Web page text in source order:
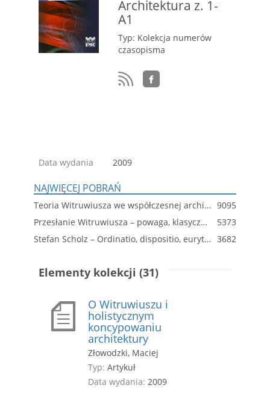
Architektura z. 1-
A1
Typ: Kolekcja numerów
czasopisma
Data wydania 2009
NAJWIĘCEJ POBRAŃ
Teoria Witruwiusza we współczesnej architekturze XXI wieku 9095
Przesłanie Witruwiusza – powaga, klasyczność, minimalizm
5373
Stefan Scholz – Ordinatio, dispositio, eurythmia, symmetria, decor, distributio... versus komponować, konstruować, wynaleźć..., czyli nie ma nic do wynalezienia, wszystko można znowu znaleźć! 3682
Elementy kolekcji (31)
O Witruwiuszu i
holistycznym
koncypowaniu
architektury
Złowodzki, Maciej
Typ: Artykuł
Data wydania: 2009